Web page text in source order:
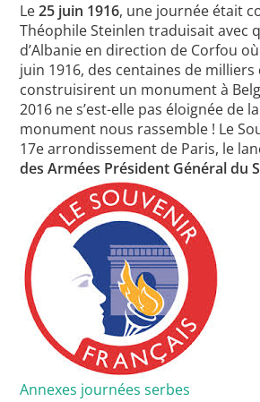
Le25 juin 1916, une journée était
Théophile Steinlen traduisait avec
d’Albanie en direction de Corfou
juin 1916, des centaines de
construisirent un monument à
2016 ne s’est-elle pas éloignée de
monument nous rassemble ! Le
17e arrondissement de Paris, le
des Armées Président Général du
Annexes journées serbes